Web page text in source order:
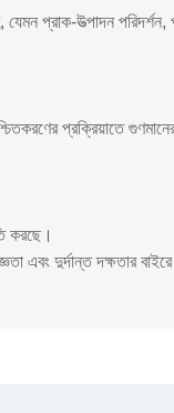
প্রাক-উত্পাদন
প্রক্রিয়াতে
করছে।
এবং দুর্দান্ত দক্ষতার